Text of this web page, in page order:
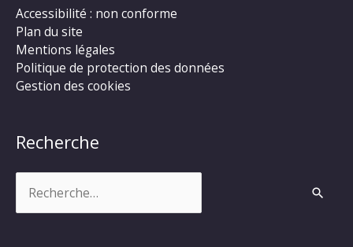
Accessibilité : non conforme
Plan du site
Mentions légales
Politique de protection des données
Gestion des cookies
Recherche